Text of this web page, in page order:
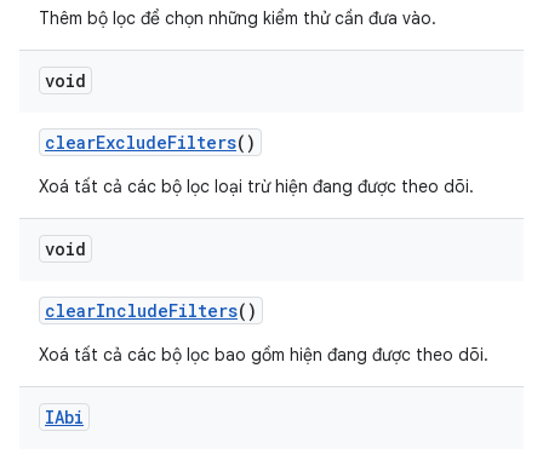
Thêm bộ lọc để chọn những kiểm thử cần đưa vào.
void
clearExcludeFilters()
Xoá tất cả các bộ lọc loại trừ hiện đang được theo dõi.
void
clearIncludeFilters()
Xoá tất cả các bộ lọc bao gồm hiện đang được theo dõi.
IAbi